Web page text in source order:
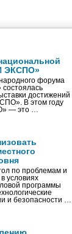
ЭКСПО»
форума
состоялась
достижений
В этом году
— это …
по проблемам и
условиях
программы
и безопасности …